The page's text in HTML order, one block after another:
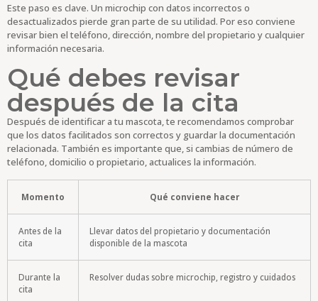
Este paso es clave. Un microchip con datos incorrectos o
desactualizados pierde gran parte de su utilidad. Por eso conviene
revisar bien el teléfono, dirección, nombre del propietario y cualquier
información necesaria.
Qué debes revisar
después de la cita
Después de identificar a tu mascota, te recomendamos comprobar
que los datos facilitados son correctos y guardar la documentación
relacionada. También es importante que, si cambias de número de
teléfono, domicilio o propietario, actualices la información.
Momento Qué conviene hacer
Antes de la
cita
Llevar datos del propietario y documentación
disponible de la mascota
Durante la
cita
Resolver dudas sobre microchip, registro y cuidados